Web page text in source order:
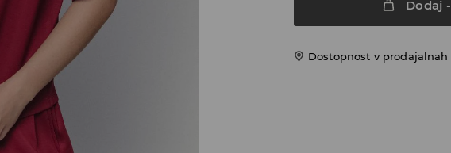
Dodaj -
Dostopnost v prodajalnah